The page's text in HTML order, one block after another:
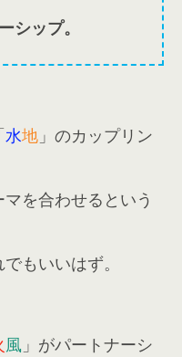
シップ。
水地 」のカップリン
マを合わせるという
もいいはず。
風 」がパートナーシ